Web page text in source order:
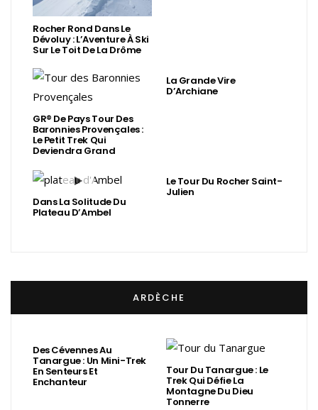
Rocher Rond Dans Le
Dévoluy : L’Aventure À Ski
Sur Le Toit De La Drôme
GR® De Pays Tour Des
Baronnies Provençales :
Le Petit Trek Qui
Deviendra Grand
La Grande Vire
D’Archiane
Dans La Solitude Du
Plateau D’Ambel
Le Tour Du Rocher Saint-
Julien
ARDÈCHE
Des Cévennes Au
Tanargue : Un Mini-Trek
En Senteurs Et
Enchanteur
Tour Du Tanargue : Le
Trek Qui Défie La
Montagne Du Dieu
Tonnerre